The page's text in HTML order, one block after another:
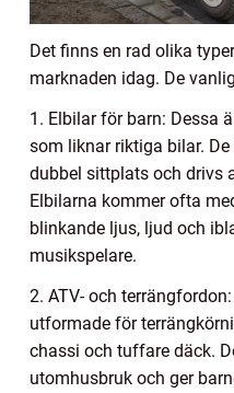
Det finns en rad olika
marknaden idag. De
1. Elbilar för barn: Dessa
som liknar riktiga bilar.
dubbel sittplats och drivs
Elbilarna kommer ofta
blinkande ljus, ljud och
musikspelare.
2. ATV- och
utformade för
chassi och tuffare däck.
utomhusbruk och ger